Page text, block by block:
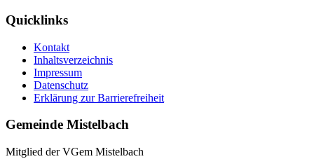
Quicklinks
Kontakt
Inhaltsverzeichnis
Impressum
Datenschutz
Erklärung zur Barrierefreiheit
Gemeinde Mistelbach
Mitglied der VGem Mistelbach